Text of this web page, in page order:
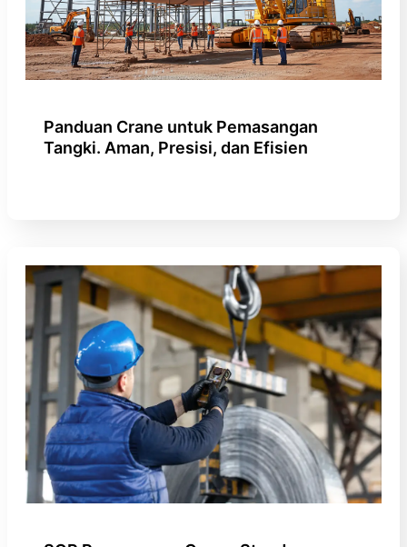
Panduan Crane untuk Pemasangan
Tangki. Aman, Presisi, dan Efisien